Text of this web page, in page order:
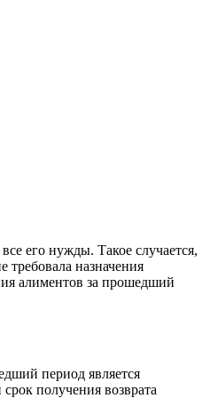
его нужды. Такое случается,
требовала назначения
алиментов за прошедший
период является
получения возврата